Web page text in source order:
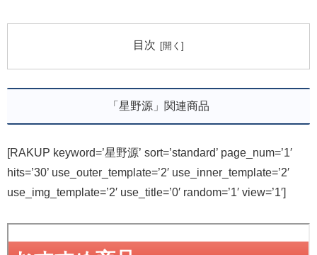
目次
「星野源」関連商品
[RAKUP keyword=’星野源’ sort=’standard’ page_num=’1′
hits=’30’ use_outer_template=’2′ use_inner_template=’2′
use_img_template=’2′ use_title=’0′ random=’1′ view=’1′]